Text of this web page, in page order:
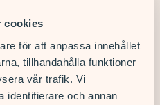
cookies
för att anpassa innehållet
tillhandahålla funktioner
vår trafik. Vi
identifierare och annan
patientavgifter på: